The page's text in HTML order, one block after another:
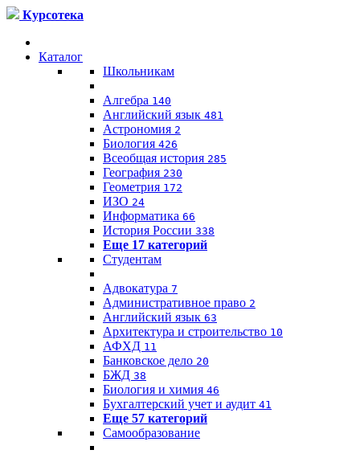
Курсотека
Каталог
Школьникам
Алгебра 140
Английский язык 481
Астрономия 2
Биология 426
Всеобщая история 285
География 230
Геометрия 172
ИЗО 24
Информатика 66
История России 338
Еще 17 категорий
Студентам
Адвокатура 7
Административное право 2
Английский язык 63
Архитектура и строительство 10
АФХД 11
Банковское дело 20
БЖД 38
Биология и химия 46
Бухгалтерский учет и аудит 41
Еще 57 категорий
Самообразование